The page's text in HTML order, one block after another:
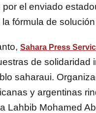
el enviado
fórmula de
Sahara Press
de solidaridad
saharaui.
y argentinas
Lahbib Mohamed